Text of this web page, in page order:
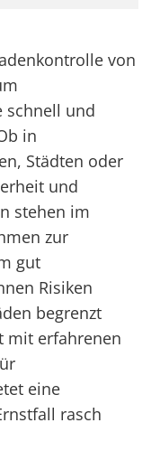
von
schnell und
in
Städten oder
und
stehen im
zur
gut
Risiken
begrenzt
mit erfahrenen
eine
rasch